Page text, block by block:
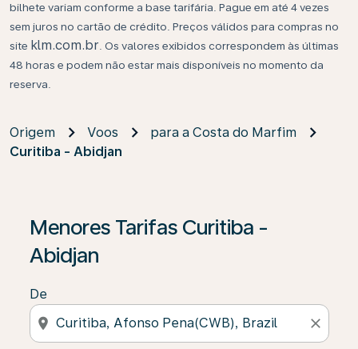
bilhete variam conforme a base tarifária. Pague em até 4 vezes
sem juros no cartão de crédito. Preços válidos para compras no
site klm.com.br . Os valores exibidos correspondem às últimas
48 horas e podem não estar mais disponíveis no momento da
reserva.
Origem Voos
para a Costa do Marfim
Curitiba - Abidjan
Menores Tarifas Curitiba -
Abidjan
De
location_on close
Se não forem encontrados resultados, clique em